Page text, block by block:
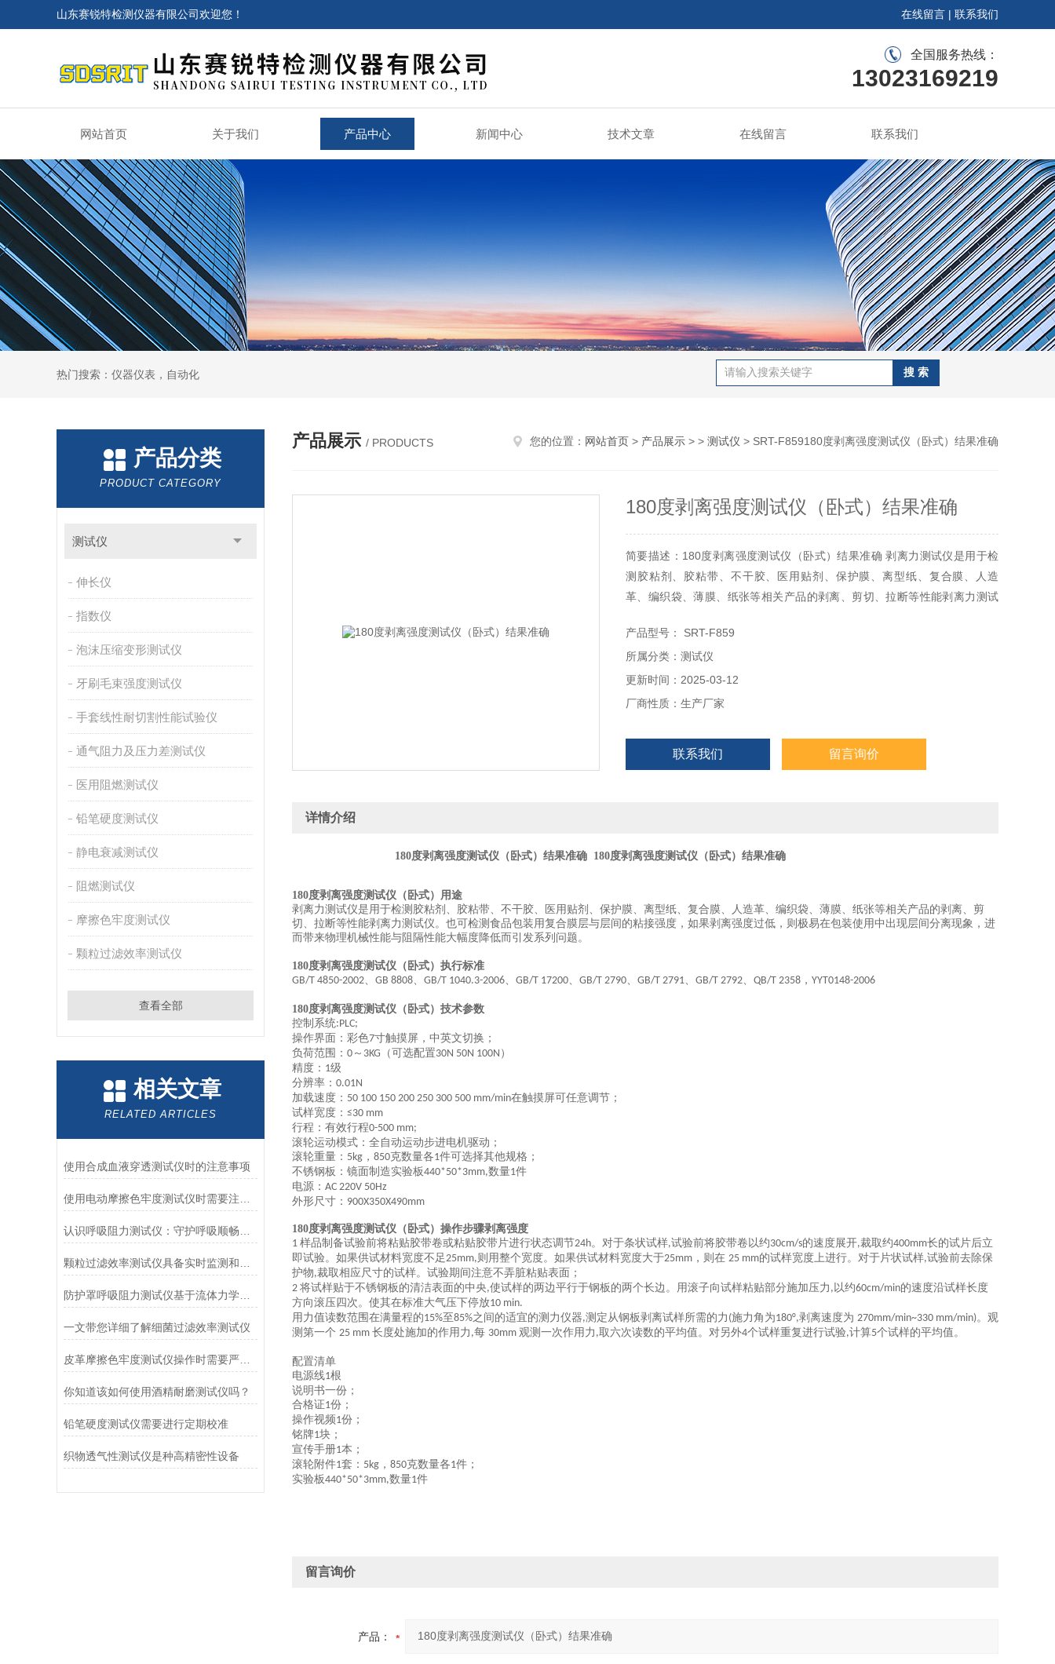
山东赛锐特检测仪器有限公司欢迎您！ 在线留言 | 联系我们
全国服务热线：
13023169219
网站首页 关于我们 产品中心 新闻中心 技术文章 在线留言 联系我们
热门搜索：仪器仪表，自动化
产品分类
PRODUCT CATEGORY
测试仪
伸长仪
指数仪
泡沫压缩变形测试仪
牙刷毛束强度测试仪
手套线性耐切割性能试验仪
通气阻力及压力差测试仪
医用阻燃测试仪
铅笔硬度测试仪
静电衰减测试仪
阻燃测试仪
摩擦色牢度测试仪
颗粒过滤效率测试仪
查看全部
相关文章
RELATED ARTICLES
使用合成血液穿透测试仪时的注意事项
防护罩呼吸阻力测试仪基于流体力学与压力传感技术
一文带您详细了解细菌过滤效率测试仪
皮革摩擦色牢度测试仪操作时需要严格遵循规程
你知道该如何使用酒精耐磨测试仪吗？
铅笔硬度测试仪需要进行定期校准
织物透气性测试仪是种高精密性设备
产品展示 / PRODUCTS 您的位置： 网站首页 > 产品展示 > > 测试仪 > SRT-F859180度剥离强度测试仪（卧式）结果准确
180度剥离强度测试仪（卧式）结果准确
简要描述：180度剥离强度测试仪（卧式）结果准确 剥离力测试仪是用于检
测胶粘剂、胶粘带、不干胶、医用贴剂、保护膜、离型纸、复合膜、人造
革、编织袋、薄膜、纸张等相关产品的剥离、剪切、拉断等性能剥离力测试
产品型号： SRT-F859
所属分类：测试仪
更新时间：2025-03-12
厂商性质：生产厂家
联系我们 留言询价
详情介绍
180度剥离强度测试仪（卧式）结果准确 180度剥离强度测试仪（卧式）结果准确
180度剥离强度测试仪（卧式） 用途
剥离力测试仪是用于检测胶粘剂、胶粘带、不干胶、医用贴剂、保护膜、离型纸、复合膜、人造革、编织袋、薄膜、纸张等相关产品的剥离、剪
切、拉断等性能剥离力测试仪。也可检测食品包装用复合膜层与层间的粘接强度，如果剥离强度过低，则极易在包装使用中出现层间分离现象，进
而带来物理机械性能与阻隔性能大幅度降低而引发系列问题。
180度剥离强度测试仪（卧式）执行标准
GB/T 4850-2002、 GB 8808、 GB/T 1040.3-2006、 GB/T 17200、 GB/T 2790、 GB/T 2791、 GB/T 2792、 QB/T 2358 ， YYT0148-2006
180度剥离强度测试仪（卧式）技术参数
控制系统:PLC;
操作界面：彩色7寸触摸屏，中英文切换；
负荷范围： 0 ～ 3KG （可选配置30N 50N 100N ）
精度： 1级
分辨率： 0.01N
加载速度： 50 100 150 200 250 300 500 mm/min在触摸屏可任意调节；
试样宽度： ≤30 mm
行程： 有效行程0-500 mm;
滚轮运动模式：全自动运动步进电机驱动；
滚轮重量： 5kg ， 850克数量各1件可选择其他规格；
不锈钢板：镜面制造实验板440*50*3mm,数量1件
电源： AC 220V 50Hz
外形尺寸： 900X350X490mm
180度剥离强度测试仪（卧式）操作步骤剥离强度
1 样品制备试验前将粘贴胶带卷或粘贴胶带片进行状态调节24h。对于条状试样,试验前将胶带卷以约30cm/s的速度展开,裁取约400mm长的试片后立
即试验。如果供试材料宽度不足25mm,则用整个宽度。如果供试材料宽度大于25mm ，则在 25 mm的试样宽度上进行。对于片状试样,试验前去除保
护物,裁取相应尺寸的试样。试验期间注意不弄脏粘贴表面 ；
2 将试样贴于不锈钢板的清洁表面的中央,使试样的两边平行于钢板的两个长边。用滚子向试样粘贴部分施加压力 , 以约60cm/min的速度沿试样长度
方向滚压四次。使其在标准大气压下停放10 min.
用力值读数范围在满量程的15%至85%之间的适宜的测力仪器,测定从钢板剥离试样所需的力 (施力角为180°,剥离速度为 270mm/min~330 mm/min)。观
测第一个 25 mm 长度处施加的作用力 ,每 30mm 观测一次作用力 ,取六次读数的平均值。对另外4个试样重复进行试验,计算5个试样的平均值。
配置清单
电源线1根
说明书一份；
合格证1份；
操作视频1份；
铭牌1块；
宣传手册1本；
滚轮附件1套： 5kg ， 850克数量各1件；
实验板440*50*3mm,数量1件
留言询价
产品：